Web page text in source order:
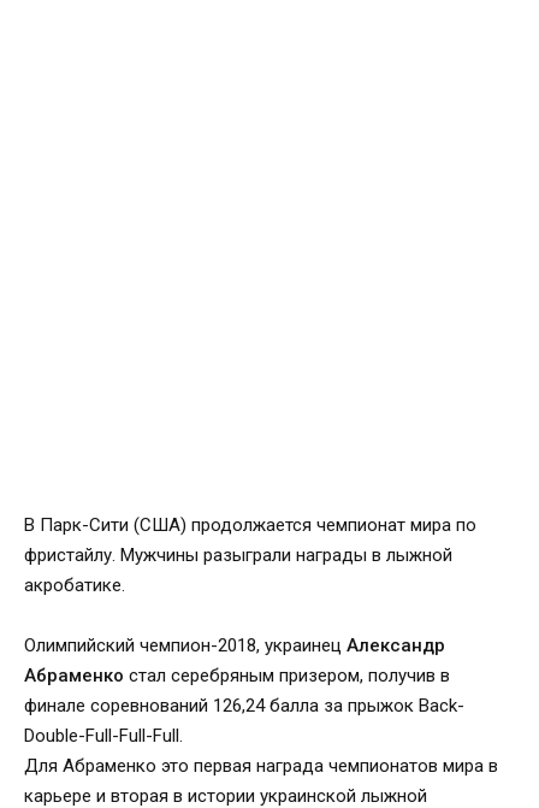
В Парк-Сити (США) продолжается чемпионат мира по
фристайлу. Мужчины разыграли награды в лыжной
акробатике.
Олимпийский чемпион-2018, украинец Александр
Абраменко стал серебряным призером, получив в
финале соревнований 126,24 балла за прыжок Back-
Double-Full-Full-Full.
Для Абраменко это первая награда чемпионатов мира в
карьере и вторая в истории украинской лыжной